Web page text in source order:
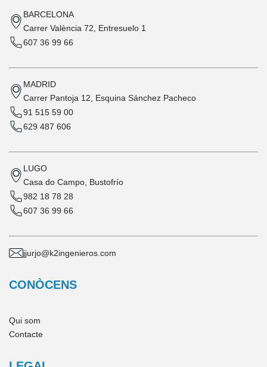
BARCELONA
Carrer València 72, Entresuelo 1
607 36 99 66
MADRID
Carrer Pantoja 12, Esquina Sánchez Pacheco
91 515 59 00
629 487 606
LUGO
Casa do Campo, Bustofrío
982 18 78 28
607 36 99 66
jjurjo@k2ingenieros.com
CONÒCENS
Qui som
Contacte